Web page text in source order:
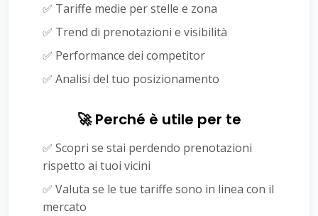
✅ Tariffe medie per stelle e zona
✅ Trend di prenotazioni e visibilità
✅ Performance dei competitor
✅ Analisi del tuo posizionamento
🚀 Perché è utile per te
✅ Scopri se stai perdendo prenotazioni
rispetto ai tuoi vicini
✅ Valuta se le tue tariffe sono in linea con il
mercato